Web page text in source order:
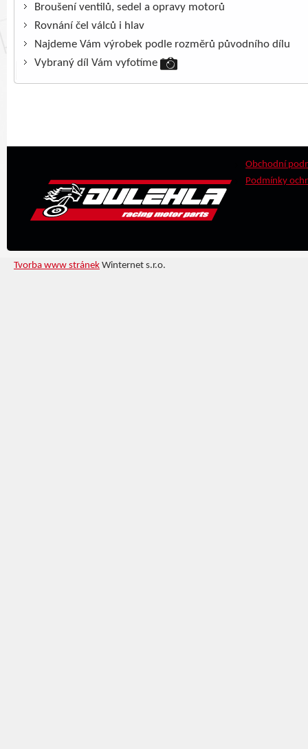
Broušení ventilů, sedel a opravy motorů
Rovnání čel válců i hlav
Najdeme Vám výrobek podle rozměrů původního dílu
Vybraný díl Vám vyfotíme
Obchodní
Podmínky
Tvorba www stránek Winternet s.r.o.